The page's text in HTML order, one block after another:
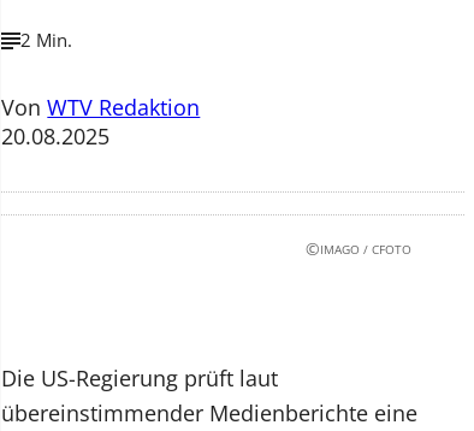
2 Min.
VonWTV Redaktion
20.08.2025
©IMAGO / CFOTO
Die US-Regierung prüft laut
übereinstimmender Medienberichte eine